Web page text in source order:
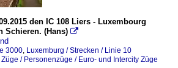
den IC 108 Liers - Luxembourg
Schieren. (Hans) 
3000 Luxemburg / Strecken / Linie 10
/ Personenzüge / Euro- und Intercity Züge